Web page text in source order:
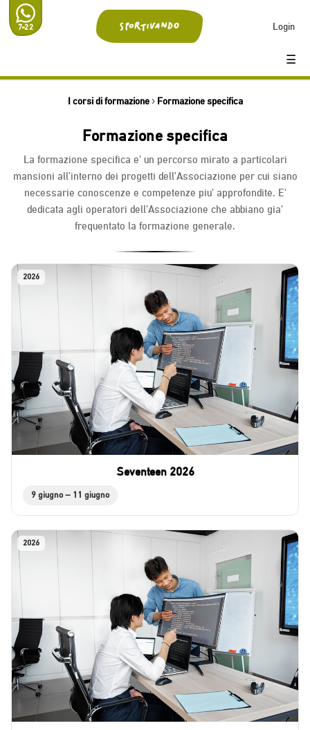
7-22 Login
☰
I corsi di formazione› Formazione specifica
Formazione specifica
La formazione specifica e' un percorso mirato a particolari
mansioni all'interno dei progetti dell'Associazione per cui siano
necessarie conoscenze e competenze piu' approfondite. E'
dedicata agli operatori dell'Associazione che abbiano gia'
frequentato la formazione generale.
2026
Seventeen 2026
9 giugno – 11 giugno
2026